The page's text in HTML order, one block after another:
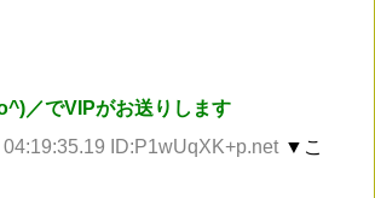
／でVIPがお送りします
ID:P1wUqXK+p.net ▼こ